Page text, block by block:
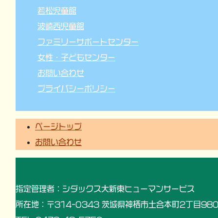
若松児童館
波崎西児童館
ファミリーサポートセンター
女性・子どもセンター
お問い合わせ
プライバシーポリシー
ページトップ
お問い合わせ
指定管理者：シダックス大新東ヒューマンサービス
所在地：〒314-0343 茨城県神栖市土合本町2丁目